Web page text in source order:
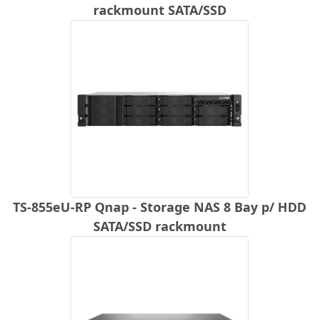
rackmount SATA/SSD
TS-855eU-RP Qnap - Storage NAS 8 Bay p/ HDD
SATA/SSD rackmount